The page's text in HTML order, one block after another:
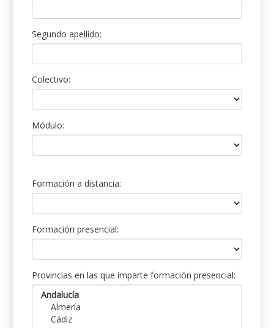
Segundo apellido:
Colectivo:
Módulo:
Formación a distancia:
Formación presencial:
Provincias en las que imparte formación presencial: